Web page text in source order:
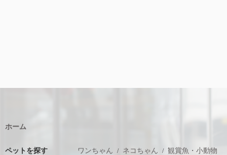
ホーム
ペットを探す ワンちゃん ネコちゃん 観賞魚・小動物